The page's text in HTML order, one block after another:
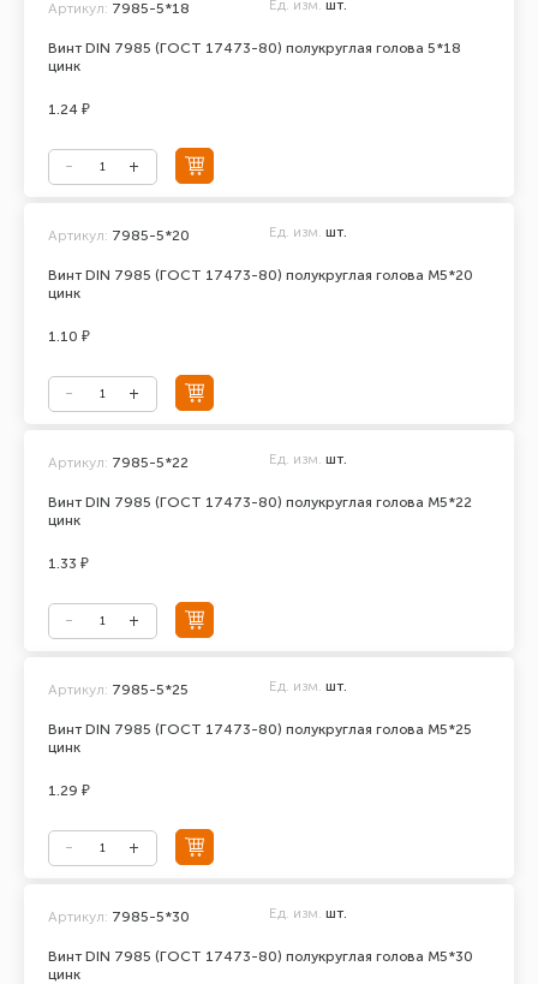
Винт DIN 7985 (ГОСТ 17473-80) полукруглая голова 5*18
цинк
Артикул: 7985-5*18 Ед. изм. шт.
1.24 ₽
Винт DIN 7985 (ГОСТ 17473-80) полукруглая голова М5*20
цинк
Артикул: 7985-5*20 Ед. изм. шт.
1.10 ₽
Винт DIN 7985 (ГОСТ 17473-80) полукруглая голова М5*22
цинк
Артикул: 7985-5*22 Ед. изм. шт.
1.33 ₽
Винт DIN 7985 (ГОСТ 17473-80) полукруглая голова М5*25
цинк
Артикул: 7985-5*25 Ед. изм. шт.
1.29 ₽
Винт DIN 7985 (ГОСТ 17473-80) полукруглая голова М5*30
цинк
Артикул: 7985-5*30 Ед. изм. шт.